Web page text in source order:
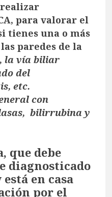
para valorar el
tienes una o más
paredes de la
la vía biliar
del
etc.
con
bilirrubina y
que debe
diagnosticado
en casa
por el